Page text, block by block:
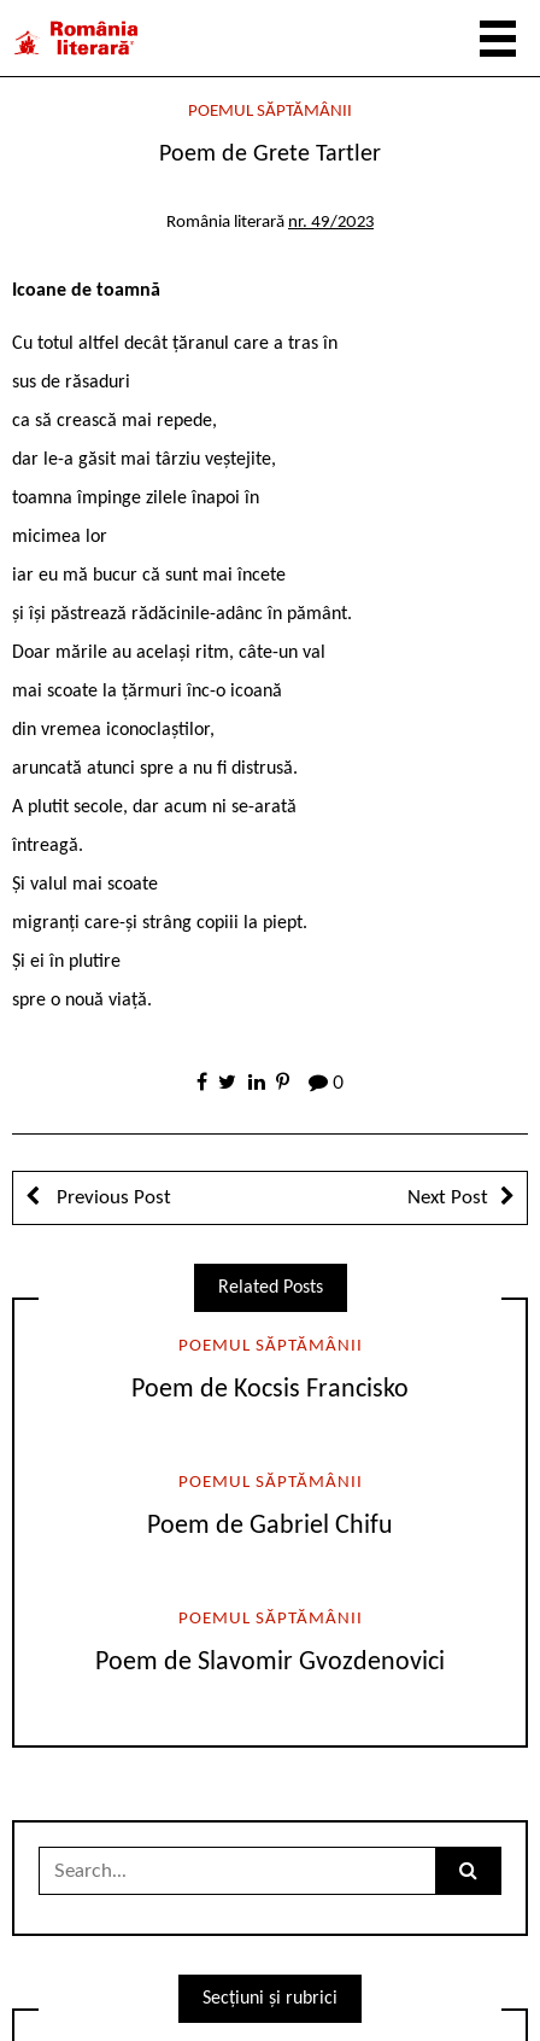
POEMUL SĂPTĂMÂNII
Poem de Grete Tartler
România literară nr. 49/2023
Icoane de toamnă
Cu totul altfel decât țăranul care a tras în
sus de răsaduri
ca să crească mai repede,
dar le-a găsit mai târziu veștejite,
toamna împinge zilele înapoi în
micimea lor
iar eu mă bucur că sunt mai încete
și își păstrează rădăcinile-adânc în pământ.
Doar mările au același ritm, câte-un val
mai scoate la țărmuri înc-o icoană
din vremea iconoclaștilor,
aruncată atunci spre a nu fi distrusă.
A plutit secole, dar acum ni se-arată
întreagă.
Și valul mai scoate
migranți care-și strâng copiii la piept.
Și ei în plutire
spre o nouă viață.
0
Previous Post Next Post
Related Posts
POEMUL SĂPTĂMÂNII
Poem de Kocsis Francisko
POEMUL SĂPTĂMÂNII
Poem de Gabriel Chifu
POEMUL SĂPTĂMÂNII
Poem de Slavomir Gvozdenovici
Search
Secțiuni și rubrici